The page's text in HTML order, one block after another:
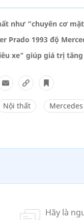
như “chuyên cơ
Prado 1993 độ
xe" giúp giá trị
Nội thất Mercedes